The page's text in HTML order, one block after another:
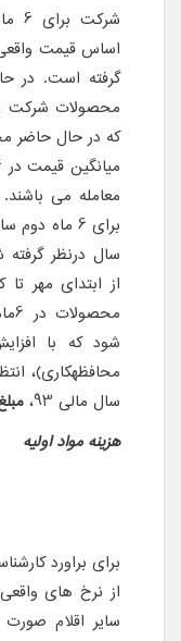
محصولات شرکت
معامله می
سال درنظر
شود که با
محافظه­کاری)،
سال مالی 93،
مبلغ 914
هزینه مواد اولیه
سایر اقلام